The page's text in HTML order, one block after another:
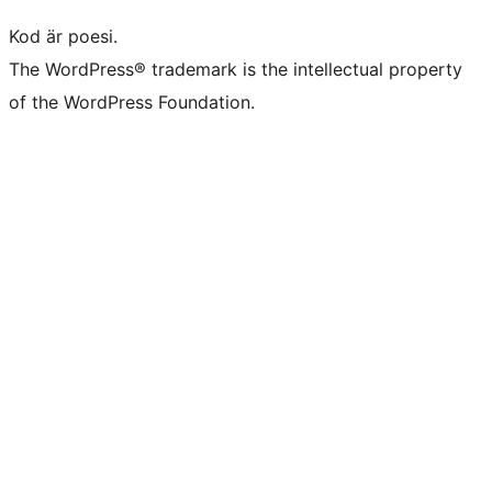
Kod är poesi.
The WordPress® trademark is the intellectual property
of the WordPress Foundation.